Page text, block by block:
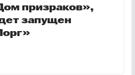
призраков»,
запущен